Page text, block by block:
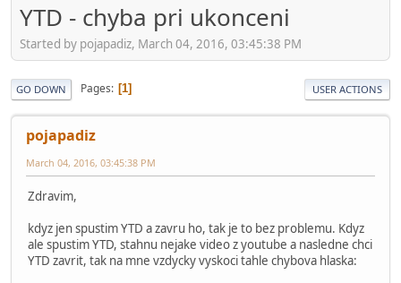
YTD - chyba pri ukonceni
Started by pojapadiz, March 04, 2016, 03:45:38 PM
GO DOWN Pages 1 USER ACTIONS
pojapadiz
March 04, 2016, 03:45:38 PM
Zdravim,
kdyz jen spustim YTD a zavru ho, tak je to bez problemu. Kdyz
ale spustim YTD, stahnu nejake video z youtube a nasledne chci
YTD zavrit, tak na mne vzdycky vyskoci tahle chybova hlaska: